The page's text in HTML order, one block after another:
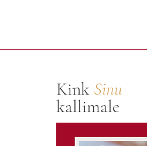
Kink Sinu
kallimale